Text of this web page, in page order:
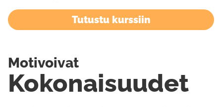
Tutustu kurssiin
Kokonaisuudet
Motivoivat